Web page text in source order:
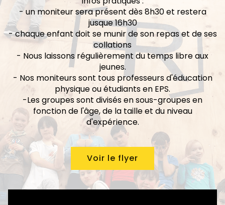
- un moniteur sera présent dès 8h30 et restera
jusque 16h30
- chaque enfant doit se munir de son repas et de ses
collations
- Nous laissons régulièrement du temps libre aux
jeunes.
- Nos moniteurs sont tous professeurs d'éducation
physique ou étudiants en EPS.
-Les groupes sont divisés en sous-groupes en
fonction de l'âge, de la taille et du niveau
d'expérience.
Voir le flyer